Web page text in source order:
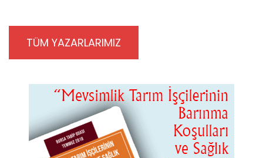
TÜM YAZARLARIMIZ